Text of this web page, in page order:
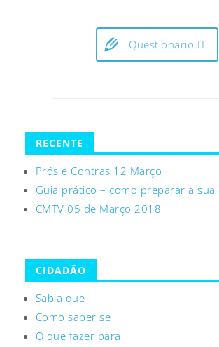
Questionario IT
RECENTE
Prós e Contras 12 Março
Guia prático – como preparar a sua
CMTV 05 de Março 2018
CIDADÃO
Sabia que
Como saber se
O que fazer para